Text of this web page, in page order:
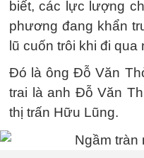
biết, các lực lượng
phương đang khẩn
lũ cuốn trôi khi đi qua
Đó là ông Đỗ Văn
trai là anh Đỗ Văn
thị trấn Hữu Lũng.